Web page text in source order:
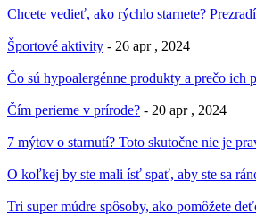
Chcete vedieť, ako rýchlo starnete?
Športové aktivity - 26 apr , 2024
Čo sú hypoalergénne produkty a prečo ich
Čím perieme v prírode? - 20 apr , 2024
7 mýtov o starnutí? Toto skutočne nie je
O koľkej by ste mali ísť spať, aby ste sa
Tri super múdre spôsoby, ako pomôžete